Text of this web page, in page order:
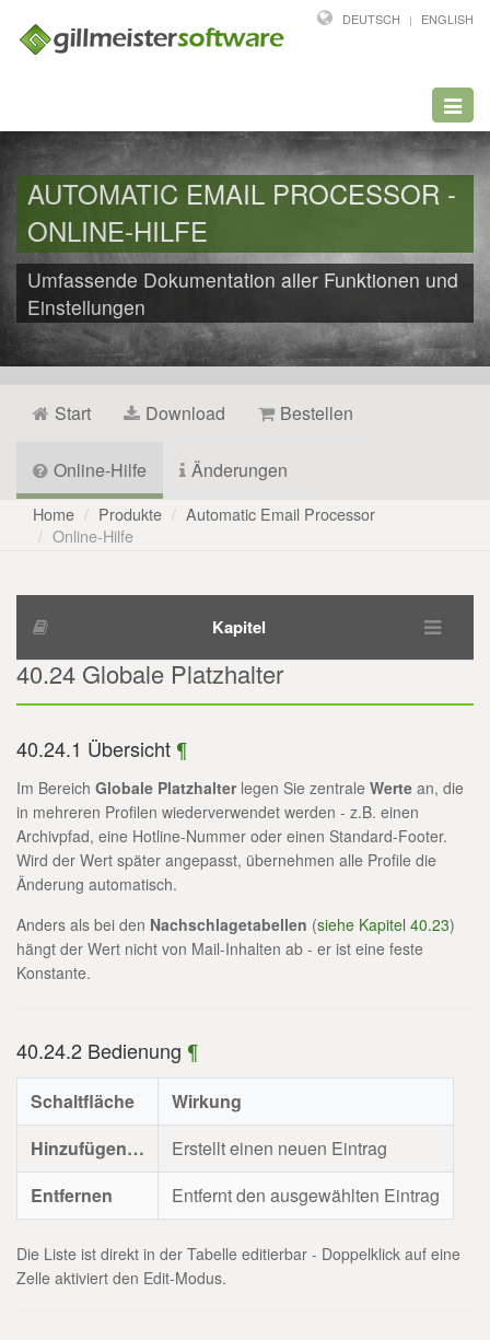
DEUTSCH ENGLISH
AUTOMATIC EMAIL PROCESSOR -
ONLINE-HILFE
Umfassende Dokumentation aller Funktionen und
Einstellungen
Start Download Bestellen
Online-Hilfe Änderungen
Home Produkte
Automatic Email Processor
Online-Hilfe
Kapitel
40.24 Globale Platzhalter
40.24.1 Übersicht ¶
Im Bereich Globale Platzhalterlegen Sie zentrale Werte an, die
in mehreren Profilen wiederverwendet werden - z.B. einen
Archivpfad, eine Hotline-Nummer oder einen Standard-Footer.
Wird der Wert später angepasst, übernehmen alle Profile die
Änderung automatisch.
Anders als bei den Nachschlagetabellen (siehe Kapitel 40.23)
hängt der Wert nicht von Mail-Inhalten ab - er ist eine feste
Konstante.
40.24.2 Bedienung ¶
Schaltfläche
Wirkung
Hinzufügen…
Erstellt einen neuen Eintrag
Entfernen
Entfernt den ausgewählten Eintrag
Die Liste ist direkt in der Tabelle editierbar - Doppelklick auf eine
Zelle aktiviert den Edit-Modus.